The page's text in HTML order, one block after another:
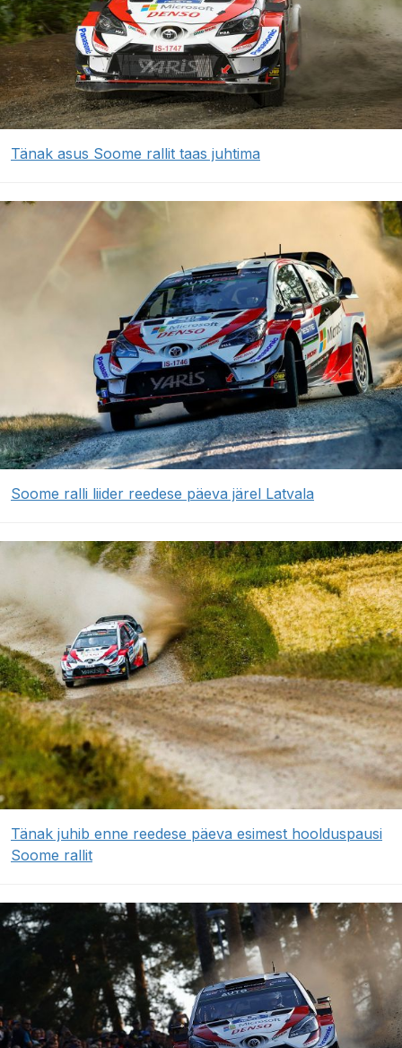
Tänak asus Soome rallit taas juhtima
Soome ralli liider reedese päeva järel Latvala
Tänak juhib enne reedese päeva esimest hoolduspausi
Soome rallit